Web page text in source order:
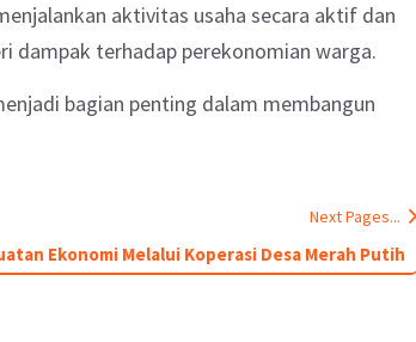
aktivitas usaha secara aktif dan
dampak terhadap perekonomian warga.
bagian penting dalam membangun
Next Pages...
Ekonomi Melalui Koperasi Desa Merah Putih